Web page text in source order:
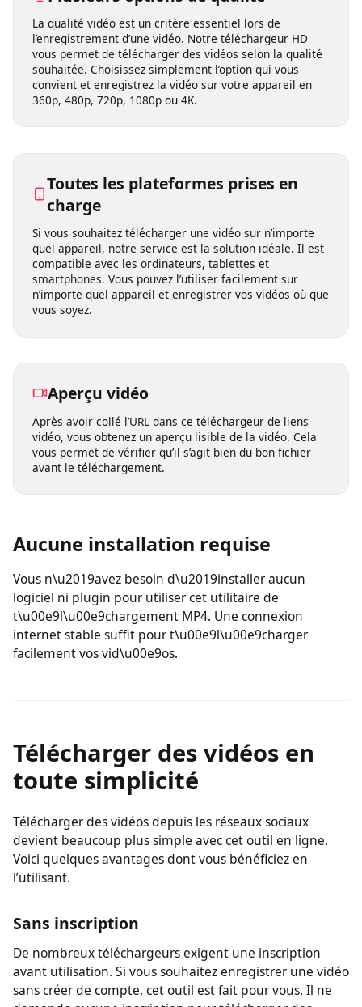
Plusieurs options de qualité
La qualité vidéo est un critère essentiel lors de
l’enregistrement d’une vidéo. Notre téléchargeur HD
convient et enregistrez la vidéo sur votre appareil en
Toutes les plateformes prises en
charge
Si vous souhaitez télécharger une vidéo sur n’importe
compatible avec les ordinateurs, tablettes et
vous soyez.
Aperçu vidéo
vous permet de vérifier qu’il s’agit bien du bon fichier
avant le téléchargement.
Aucune installation requise
Vous n\u2019avez besoin d\u2019installer aucun
facilement vos vid\u00e9os.
Télécharger des vidéos en
toute simplicité
Télécharger des vidéos depuis les réseaux sociaux
devient beaucoup plus simple avec cet outil en ligne.
Voici quelques avantages dont vous bénéficiez en
l’utilisant.